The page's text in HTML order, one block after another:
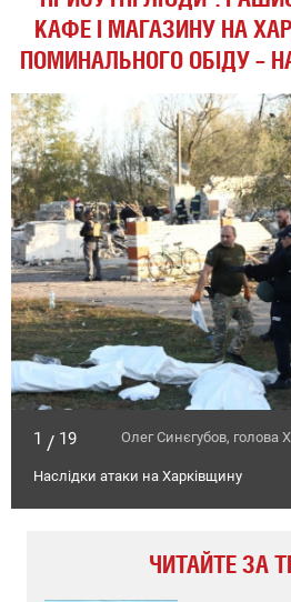
КАФЕ І МАГАЗИНУ НА
ПОМИНАЛЬНОГО ОБІДУ –
1 / 19 Олег Синєгубов, голова
Наслідки атаки на Харківщину
ЧИТАЙТЕ ЗА